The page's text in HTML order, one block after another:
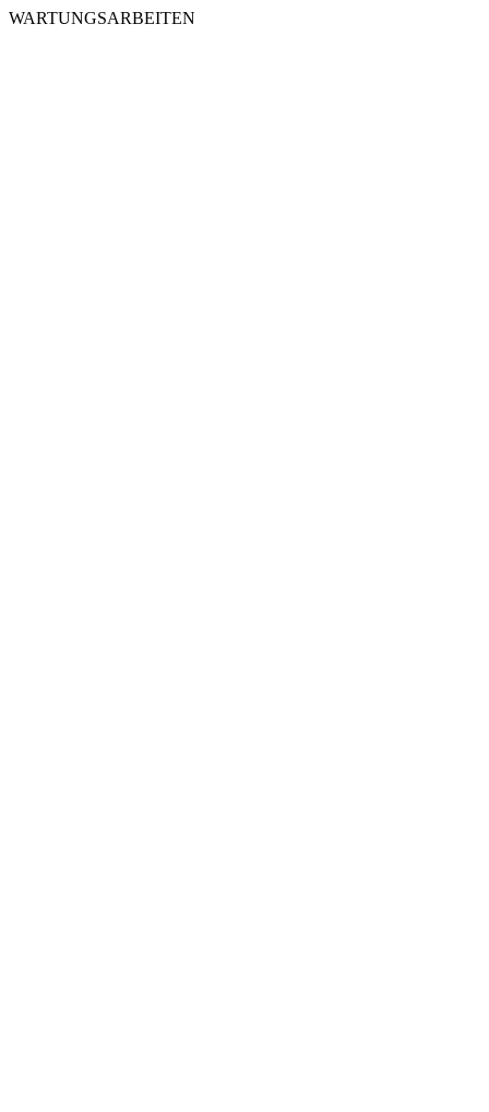
WARTUNGSARBEITEN